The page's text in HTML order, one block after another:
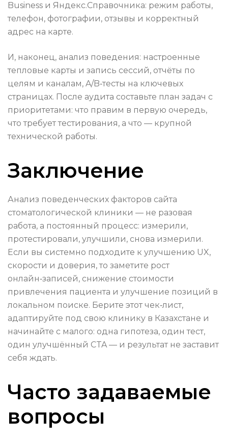
Business и Яндекс.Справочника: режим работы,
телефон, фотографии, отзывы и корректный
адрес на карте.
И, наконец, анализ поведения: настроенные
тепловые карты и запись сессий, отчёты по
целям и каналам, A/B‑тесты на ключевых
страницах. После аудита составьте план задач с
приоритетами: что правим в первую очередь,
что требует тестирования, а что — крупной
технической работы.
Заключение
Анализ поведенческих факторов сайта
стоматологической клиники — не разовая
работа, а постоянный процесс: измерили,
протестировали, улучшили, снова измерили.
Если вы системно подходите к улучшению UX,
скорости и доверия, то заметите рост
онлайн‑записей, снижение стоимости
привлечения пациента и улучшение позиций в
локальном поиске. Берите этот чек‑лист,
адаптируйте под свою клинику в Казахстане и
начинайте с малого: одна гипотеза, один тест,
один улучшённый CTA — и результат не заставит
себя ждать.
Часто задаваемые
вопросы